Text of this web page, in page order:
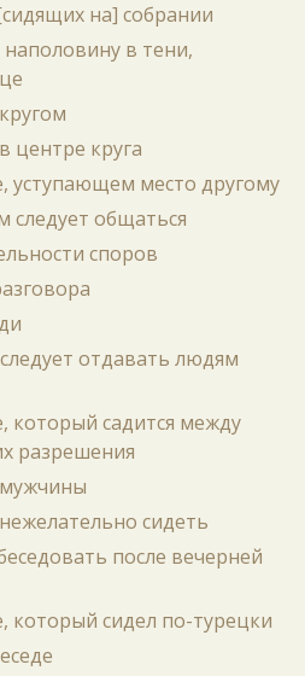
на] собрании
в тени,
центре круга
уступающем место другому
следует общаться
споров
отдавать людям
который садится между
разрешения
мужчины
сидеть
после вечерней
который сидел по-турецки